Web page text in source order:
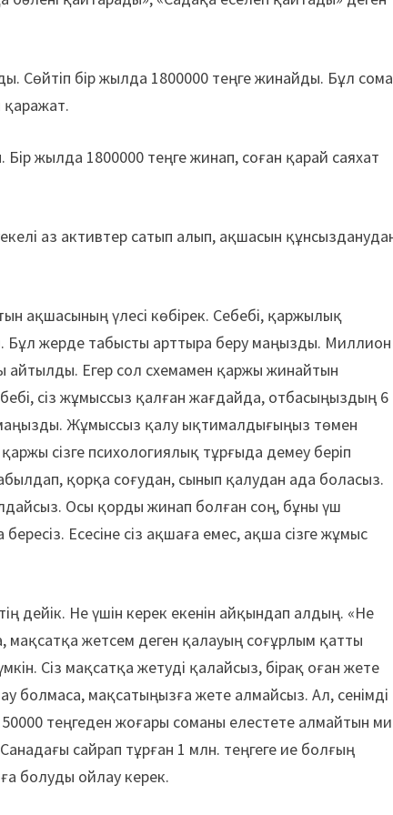
Сөйтіп бір жылда 1800000 теңге жинайды. Бұл сома
Бір жылда 1800000 теңге жинап, соған қарай саяхат
аз активтер сатып алып, ақшасын
ақшасының үлесі көбірек. Себебі, қаржылық
Бұл жерде табысты арттыра беру маңызды. Миллион
айтылды. Егер сол схемамен қаржы жинайтын
сіз жұмыссыз қалған жағдайда, отбасыңыздың 6
Жұмыссыз қалу ықтималдығыңыз төмен
сізге психологиялық тұрғыда демеу беріп
қорқа соғудан, сынып қалудан ада боласыз.
Осы қорды жинап болған соң, бұны үш
Есесіне сіз ақшаға емес, ақша сізге жұмыс
дейік. Не үшін керек екенін айқындап алдың. «Не
мақсатқа жетсем деген қалауың соғұрлым қатты
Сіз мақсатқа жетуді қалайсыз, бірақ оған жете
болмаса, мақсатыңызға жете алмайсыз. Ал, сенімді
теңгеден жоғары соманы елестете алмайтын ми
сайрап тұрған 1 млн. теңгеге ие болғың
болуды ойлау керек.